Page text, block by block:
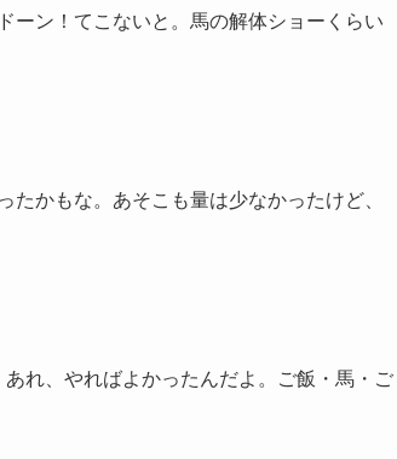
ーン！てこないと。馬の解体ショーくらい
たかもな。あそこも量は少なかったけど、
れ、やればよかったんだよ。ご飯・馬・ご